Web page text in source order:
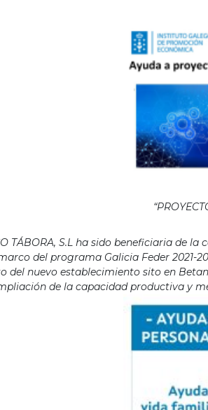
TÁBORA, S.L ha sido beneficiaria de
del programa Galicia Feder 2021-
del nuevo establecimiento sito en
de la capacidad productiva y